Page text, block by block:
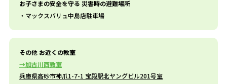
お子さまの安全を守る 災害時の避難場所
マックスバリュ中島店駐車場
その他 お近くの教室
加古川西教室
兵庫県高砂市神爪1-7-1 宝殿駅北ヤングビル201号室